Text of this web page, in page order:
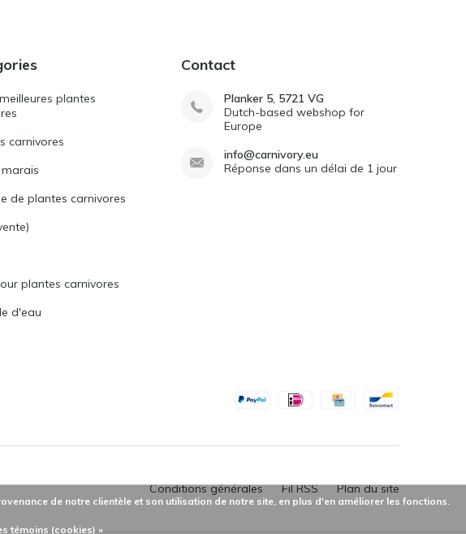
plantes
carnivores
de plantes carnivores
plantes carnivores
d'eau
Contact
Planker 5, 5721 VG
Dutch-based webshop for
Europe
info@carnivory.eu
Réponse dans un délai de 1 jour
Conditions générales Fil RSS Plan du site
de notre clientèle et son utilisation de notre site, en plus d'en améliorer les fonctions.
témoins (cookies) »